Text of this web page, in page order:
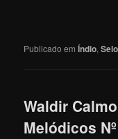
Publicado em Índio,
Waldir
Melódicos